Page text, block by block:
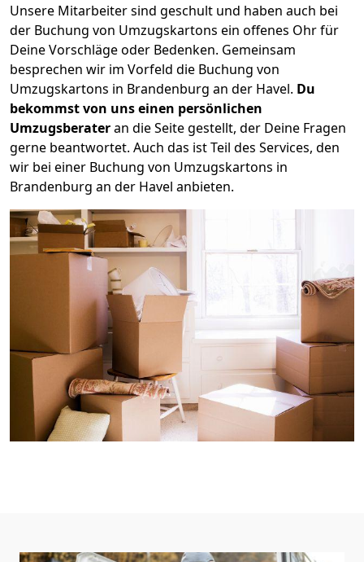
Unsere Mitarbeiter sind geschult und haben auch bei
der Buchung von Umzugskartons ein offenes Ohr für
Deine Vorschläge oder Bedenken. Gemeinsam
besprechen wir im Vorfeld die Buchung von
Umzugskartons in Brandenburg an der Havel. Du
bekommst von uns einen persönlichen
Umzugsberateran die Seite gestellt, der Deine Fragen
gerne beantwortet. Auch das ist Teil des Services, den
wir bei einer Buchung von Umzugskartons in
Brandenburg an der Havel anbieten.